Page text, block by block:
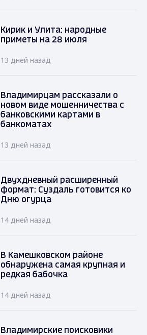
Кирик и Улита: народные
приметы на 28 июля
13 дней назад
Владимирцам рассказали о
новом виде мошенничества с
банковскими картами в
банкоматах
13 дней назад
Двухдневный расширенный
формат: Суздаль готовится ко
Дню огурца
14 дней назад
В Камешковском районе
обнаружена самая крупная и
редкая бабочка
14 дней назад
Владимирские поисковики